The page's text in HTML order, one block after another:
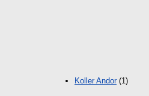
Koller Andor(1)